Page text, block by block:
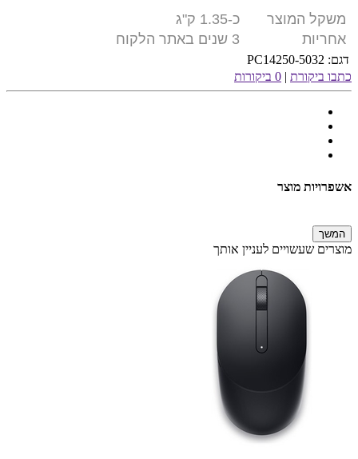
משקל המוצר
כ-1.35 ק"ג
אחריות
3 שנים באתר הלקוח
דגם: PC14250-5032
כתבו ביקורת | 0 ביקורות
אשפרויות מוצר
המשך
מוצרים שעשויים לעניין אותך